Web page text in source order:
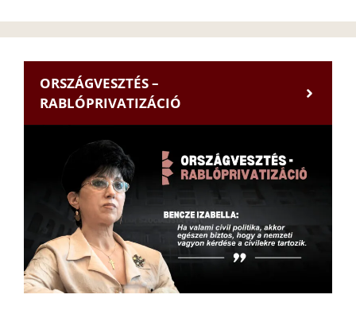
ORSZÁGVESZTÉS –
RABLÓPRIVATIZÁCIÓ